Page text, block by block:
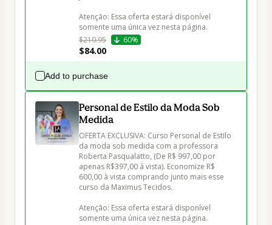
Atenção: Essa oferta estará disponível
$210.95
60%
$84.00
Add to purchase
Personal de Estilo da Moda Sob
Medida
OFERTA EXCLUSIVA: Curso Personal de Estilo
da moda sob medida com a professora
Roberta Pasqualatto, (De R$ 997,00 por
apenas R$397,00 à vista). Economize R$
600,00 à vista comprando junto mais esse
curso da Maximus Tecidos.
Atenção: Essa oferta estará disponível